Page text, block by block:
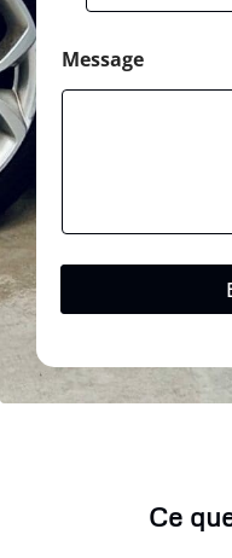
Message
Ce